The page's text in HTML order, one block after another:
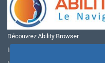
Découvrez Ability Browser
Installer Ability Browser sur